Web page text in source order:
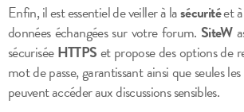
Enfin, il est essentiel de veiller à lasécuritéet
données échangées sur votre forum. SiteW
sécuriséeHTTPSet propose des options de
mot de passe, garantissant ainsi que seules
peuvent accéder aux discussions sensibles.